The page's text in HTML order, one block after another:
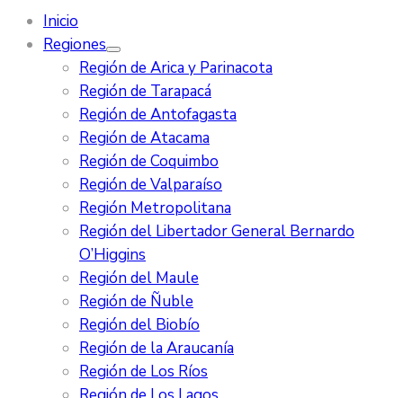
Inicio
Regiones
Región de Arica y Parinacota
Región de Tarapacá
Región de Antofagasta
Región de Atacama
Región de Coquimbo
Región de Valparaíso
Región Metropolitana
Región del Libertador General Bernardo
O’Higgins
Región del Maule
Región de Ñuble
Región del Biobío
Región de la Araucanía
Región de Los Ríos